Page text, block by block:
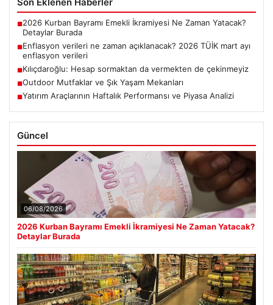
■2026 Kurban Bayramı Emekli İkramiyesi Ne Zaman Yatacak?
Detaylar Burada
■Enflasyon verileri ne zaman açıklanacak? 2026 TÜİK mart ayı
enflasyon verileri
■Kılıçdaroğlu: Hesap sormaktan da vermekten de çekinmeyiz
■Outdoor Mutfaklar ve Şık Yaşam Mekanları
■Yatırım Araçlarının Haftalık Performansı ve Piyasa Analizi
Güncel
06/08/2026
2026 Kurban Bayramı Emekli İkramiyesi Ne Zaman Yatacak?
Detaylar Burada